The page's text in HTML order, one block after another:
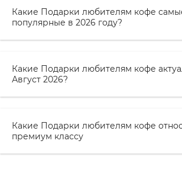
Специальные виды кофе.
интересуются новыми
попробовать впервые:
кофе из разных стран мира или
обработанный
горизонты и сделает подарок
Какие Подарки любителям кофе
популярные в 2026 году?
Какие Подарки любителям кофе
Август 2026?
Какие Подарки любителям кофе
премиум классу